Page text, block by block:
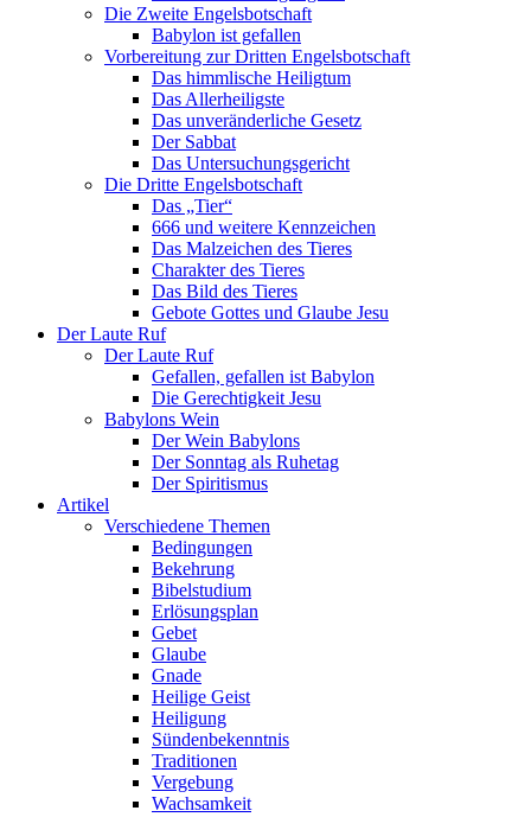
Die Zweite Engelsbotschaft
Babylon ist gefallen
Vorbereitung zur Dritten Engelsbotschaft
Das himmlische Heiligtum
Das Allerheiligste
Das unveränderliche Gesetz
Der Sabbat
Das Untersuchungsgericht
Die Dritte Engelsbotschaft
Das „Tier“
666 und weitere Kennzeichen
Das Malzeichen des Tieres
Charakter des Tieres
Das Bild des Tieres
Gebote Gottes und Glaube Jesu
Der Laute Ruf
Der Laute Ruf
Gefallen, gefallen ist Babylon
Die Gerechtigkeit Jesu
Babylons Wein
Der Wein Babylons
Der Sonntag als Ruhetag
Der Spiritismus
Artikel
Verschiedene Themen
Bedingungen
Bekehrung
Bibelstudium
Erlösungsplan
Gebet
Glaube
Gnade
Heilige Geist
Heiligung
Sündenbekenntnis
Traditionen
Vergebung
Wachsamkeit